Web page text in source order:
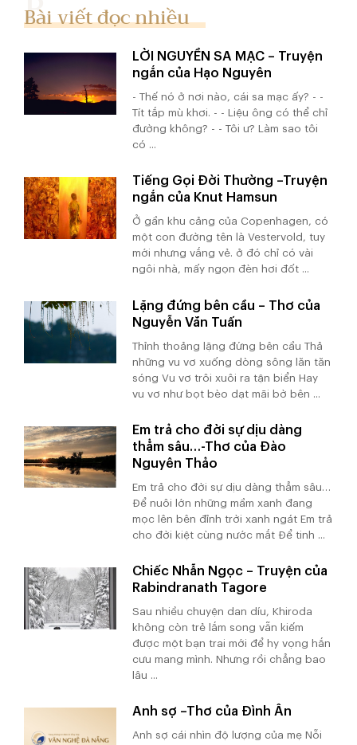
Bài viết đọc nhiều
LỜI NGUYỀN SA MẠC – Truyện
ngắn của Hạo Nguyên
- Thế nó ở nơi nào, cái sa mạc ấy? - -
Tít tắp mù khơi. - - Liệu ông có thể chỉ
đường không? - - Tôi ư? Làm sao tôi
có ...
Tiếng Gọi Đời Thường –Truyện
ngắn của Knut Hamsun
Ở gần khu cảng của Copenhagen, có
một con đường tên là Vestervold, tuy
mới nhưng vắng vẻ. ở đó chỉ có vài
ngôi nhà, mấy ngọn đèn hơi đốt ...
Lặng đứng bên cầu – Thơ của
Nguyễn Văn Tuấn
Thỉnh thoảng lặng đứng bên cầu Thả
những vu vơ xuống dòng sông lăn tăn
sóng Vu vơ trôi xuôi ra tận biển Hay
vu vơ như bọt bèo dạt mãi bờ bên ...
Em trả cho đời sự dịu dàng
thẳm sâu…-Thơ của Đào
Nguyên Thảo
Em trả cho đời sự dịu dàng thẳm sâu…
Để nuôi lớn những mầm xanh đang
mọc lên bên đỉnh trời xanh ngát Em trả
cho đời kiệt cùng nước mắt Để tinh ...
Chiếc Nhẫn Ngọc – Truyện của
Rabindranath Tagore
Sau nhiều chuyện dan díu, Khiroda
không còn trẻ lắm song vẫn kiếm
được một bạn trai mới để hy vọng hắn
cưu mang mình. Nhưng rồi chẳng bao
lâu ...
Anh sợ –Thơ của Đình Ân
Anh sợ cái nhìn độ lượng của mẹ Nỗi